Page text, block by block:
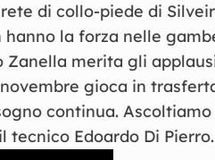
di collo-piede di
la forza nelle
Zanella merita gli
gioca in
continua.
tecnico Edoardo Di Pierro.